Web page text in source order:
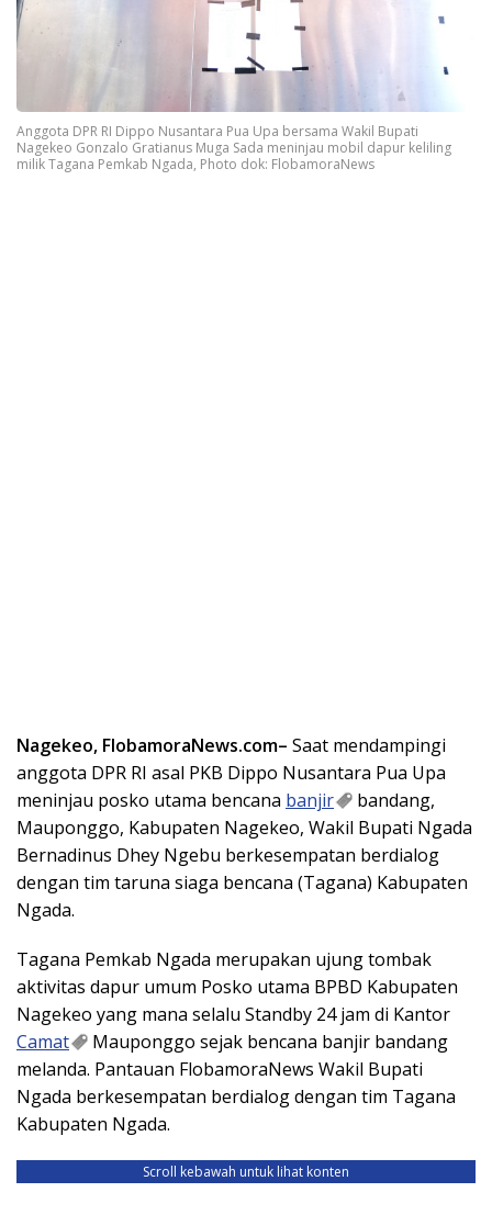
Anggota DPR RI Dippo Nusantara Pua Upa bersama Wakil Bupati
Nagekeo Gonzalo Gratianus Muga Sada meninjau mobil dapur keliling
milik Tagana Pemkab Ngada, Photo dok: FlobamoraNews
Nagekeo, FlobamoraNews.com– Saat mendampingi
anggota DPR RI asal PKB Dippo Nusantara Pua Upa
meninjau posko utama bencana banjir
bandang,
Mauponggo, Kabupaten Nagekeo, Wakil Bupati Ngada
Bernadinus Dhey Ngebu berkesempatan berdialog
dengan tim taruna siaga bencana (Tagana) Kabupaten
Ngada.
Tagana Pemkab Ngada merupakan ujung tombak
aktivitas dapur umum Posko utama BPBD Kabupaten
Nagekeo yang mana selalu Standby 24 jam di Kantor
Camat
Mauponggo sejak bencana banjir bandang
melanda. Pantauan FlobamoraNews Wakil Bupati
Ngada berkesempatan berdialog dengan tim Tagana
Kabupaten Ngada.
Scroll kebawah untuk lihat konten